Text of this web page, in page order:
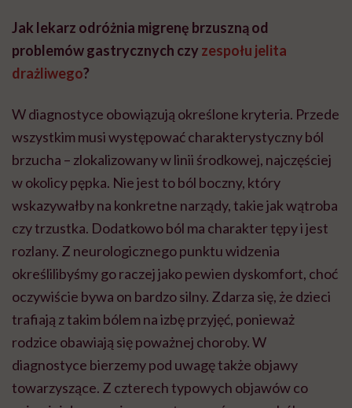
Jak lekarz odróżnia migrenę brzuszną od
problemów gastrycznych czy zespołu jelita
drażliwego?
W diagnostyce obowiązują określone kryteria. Przede
wszystkim musi występować charakterystyczny ból
brzucha – zlokalizowany w linii środkowej, najczęściej
w okolicy pępka. Nie jest to ból boczny, który
wskazywałby na konkretne narządy, takie jak wątroba
czy trzustka. Dodatkowo ból ma charakter tępy i jest
rozlany. Z neurologicznego punktu widzenia
określilibyśmy go raczej jako pewien dyskomfort, choć
oczywiście bywa on bardzo silny. Zdarza się, że dzieci
trafiają z takim bólem na izbę przyjęć, ponieważ
rodzice obawiają się poważnej choroby. W
diagnostyce bierzemy pod uwagę także objawy
towarzyszące. Z czterech typowych objawów co